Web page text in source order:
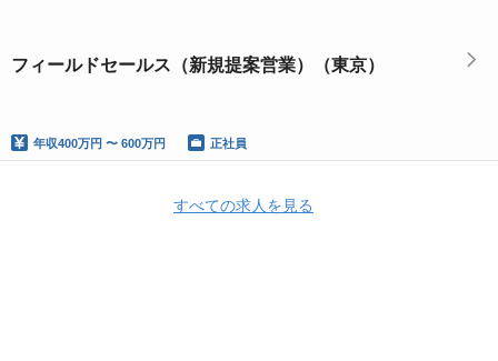
フィールドセールス（新規提案営業）（東京）
年収400万円 〜 600万円 正社員
すべての求人を見る